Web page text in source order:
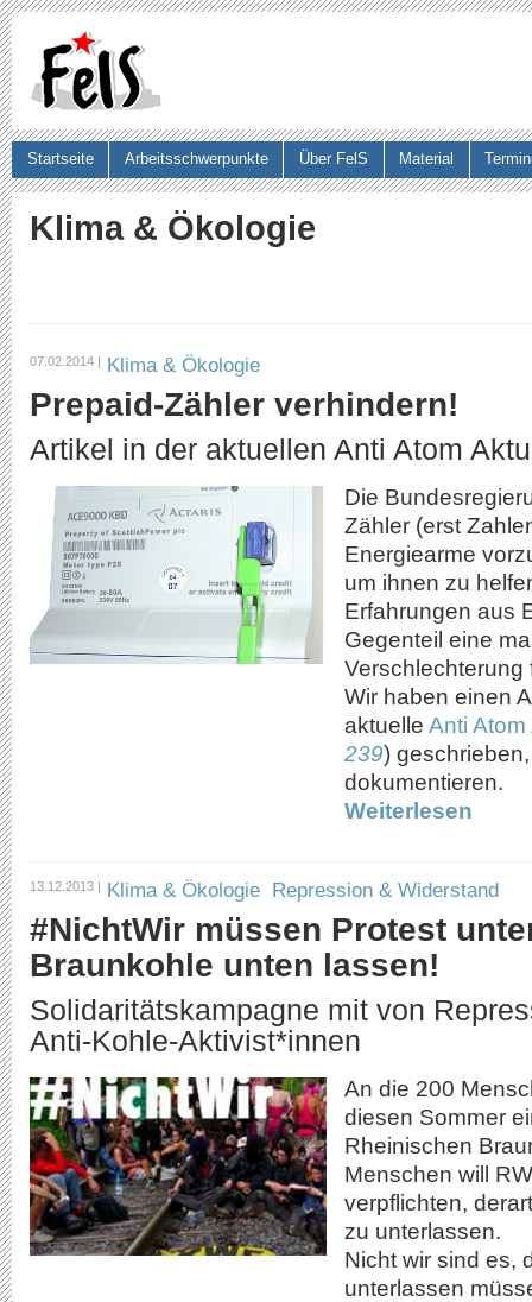
Klima & Ökologie
07.02.2014 | Klima & Ökologie
Prepaid-Zähler verhindern!
Artikel in der aktuellen Anti Atom
Die
Zähler (erst
Energiearme
um ihnen zu
Erfahrungen aus
Gegenteil eine
Verschlechterung
Wir haben einen
aktuelle Anti Atom
239)
dokumentieren.
Weiterlesen
13.12.2013 | Klima & Ökologie Repression & Widerstand
#NichtWir müssen Protest
Braunkohle unten lassen!
Solidaritätskampagne mit von
Anti-Kohle-Aktivist*innen
An die 200
diesen Sommer
Rheinischen
Menschen will
verpflichten,
zu unterlassen.
Nicht wir sind es,
unterlassen
Startseite Arbeitsschwerpunkte Über FelS Material
Suchformular